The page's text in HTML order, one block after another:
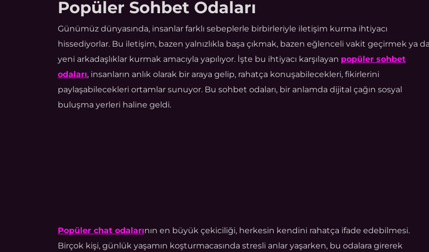
Popüler Sohbet Odaları
Günümüz dünyasında, insanlar farklı sebeplerle birbirleriyle iletişim kurma ihtiyacı
hissediyorlar. Bu iletişim, bazen yalnızlıkla başa çıkmak, bazen eğlenceli vakit geçirmek ya da
yeni arkadaşlıklar kurmak amacıyla yapılıyor. İşte bu ihtiyacı karşılayan popüler sohbet
odaları, insanların anlık olarak bir araya gelip, rahatça konuşabilecekleri, fikirlerini
paylaşabilecekleri ortamlar sunuyor. Bu sohbet odaları, bir anlamda dijital çağın sosyal
buluşma yerleri haline geldi.
Popüler chat odalarının en büyük çekiciliği, herkesin kendini rahatça ifade edebilmesi.
Birçok kişi, günlük yaşamın koşturmacasında stresli anlar yaşarken, bu odalara girerek